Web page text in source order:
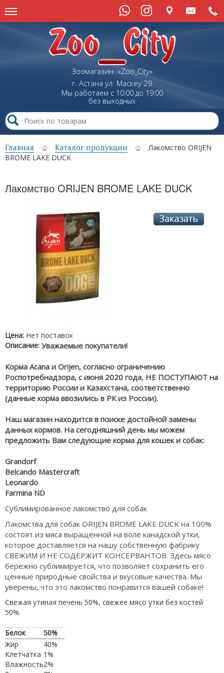
Зоомагазин «Zoo_City»
г. Астана ул. Маскеу29
Мы работаем с 10:00 до 19:00
без выходных
Главная Каталог продукции
Лакомство ORIJEN
BROME LAKE DUCK
Лакомство ORIJEN BROME LAKE DUCK
Цена: Нет поставок
Описание: Уважаемые покупатели!
Корма Acana и Orijen, согласно ограничению
Роспотребнадзора, с июня 2020 года, НЕ ПОСТУПАЮТ на
территорию России и Казахстана, соответственно
(данные корма ввозились в РК из России).
Наш магазин находится в поиске достойной замены
данных кормов. На сегодняшний день мы можем
предложить Вам следующие корма для кошек и собак:
Grandorf
Belcando Mastercraft
Leonardo
Farmina ND
Сублимированное лакомство для собак
Лакомства для собак ORIJEN BROME LAKE DUCK на 100%
состоят из мяса выращенной на воле канадской утки,
которое доставляется на нашу собственную фабрику
СВЕЖИМ И НЕ СОДЕРЖИТ КОНСЕРВАНТОВ. Здесь мясо
бережно сублимируется, что позволяет сохранить его
ценные природные свойства и вкусовые качества. Мы
уверены, что это лакомство понравится вашей собаке!
Свежая утиная печень 50%, свежее мясо утки без костей
50%.
Белок
50%
Жир
40%
Клетчатка 1%
Влажность2%